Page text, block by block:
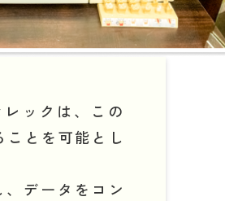
ックは、この
とを可能とし
データをコン